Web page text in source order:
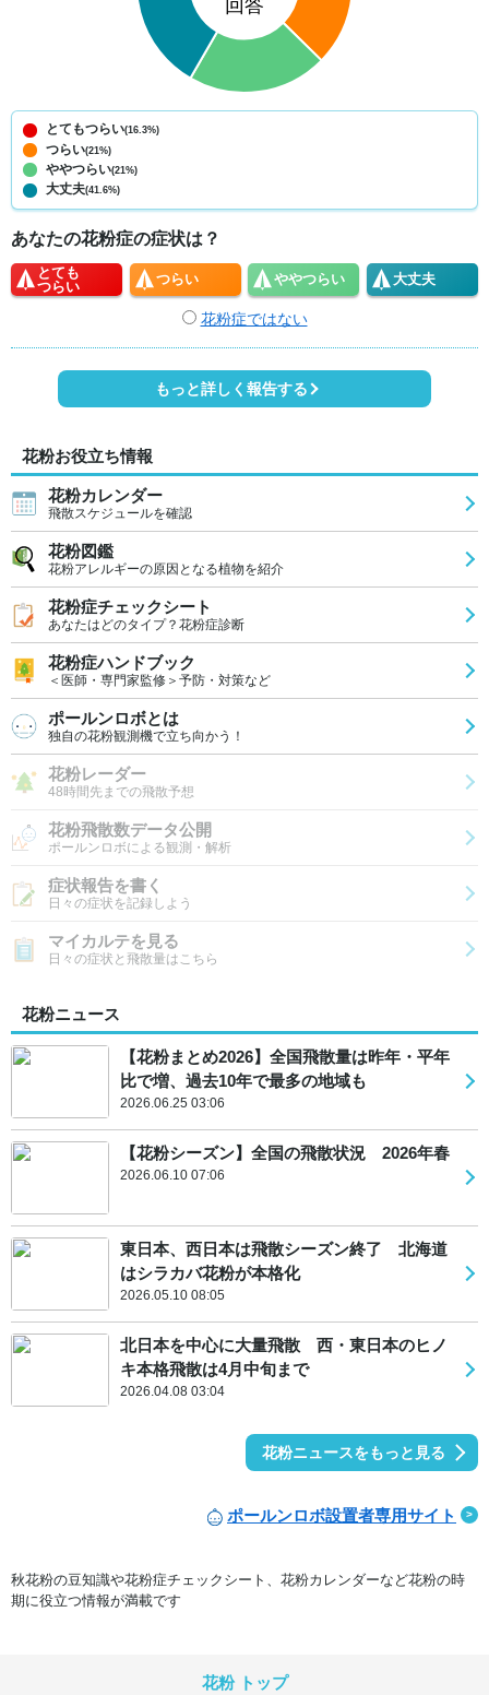
とてもつらい(16.3%)
つらい(21%)
ややつらい(21%)
大丈夫(41.6%)
あなたの花粉症の症状は？
とても
つらい
つらい ややつらい 大丈夫
花粉症ではない
もっと詳しく報告する
花粉お役立ち情報
花粉カレンダー
飛散スケジュールを確認
花粉図鑑
花粉アレルギーの原因となる植物を紹介
花粉症チェックシート
あなたはどのタイプ？花粉症診断
花粉症ハンドブック
＜医師・専門家監修＞予防・対策など
ポールンロボとは
独自の花粉観測機で立ち向かう！
花粉レーダー
48時間先までの飛散予想
花粉飛散数データ公開
ポールンロボによる観測・解析
症状報告を書く
日々の症状を記録しよう
マイカルテを見る
日々の症状と飛散量はこちら
花粉ニュース
【花粉まとめ2026】全国飛散量は昨年・平年
比で増、過去10年で最多の地域も
2026.06.25 03:06
【花粉シーズン】全国の飛散状況 2026年春
2026.06.10 07:06
東日本、西日本は飛散シーズン終了 北海道
はシラカバ花粉が本格化
2026.05.10 08:05
北日本を中心に大量飛散 西・東日本のヒノ
キ本格飛散は4月中旬まで
2026.04.08 03:04
花粉ニュースをもっと見る
ポールンロボ設置者専用サイト
秋花粉の豆知識や花粉症チェックシート、花粉カレンダーなど花粉の時
期に役立つ情報が満載です
花粉 トップ